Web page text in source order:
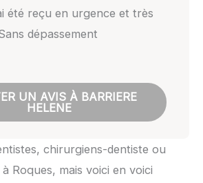
été reçu en urgence et très
dépassement
UN AVIS À BARRIERE
HELENE
chirurgiens-dentiste ou
Roques, mais voici en voici